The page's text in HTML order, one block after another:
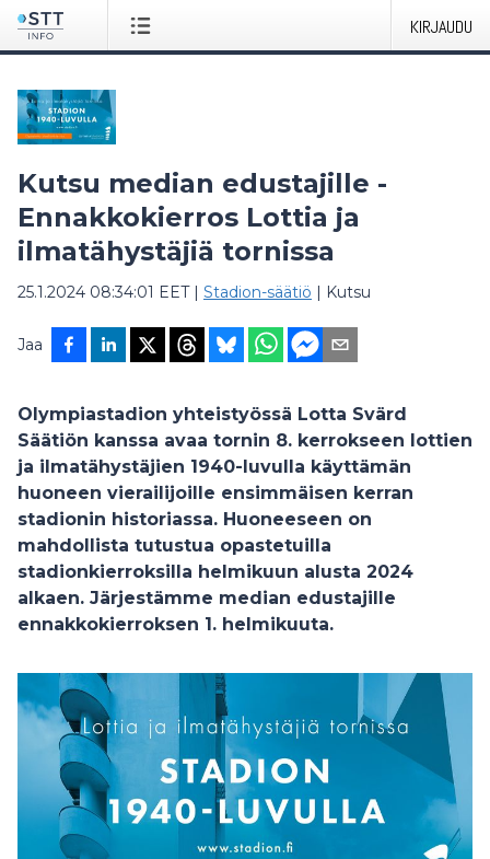
KIRJAUDU
Kutsu median edustajille -
Ennakkokierros Lottia ja
ilmatähystäjiä tornissa
25.1.2024 08:34:01 EET| Stadion-säätiö | Kutsu
Jaa
Olympiastadion yhteistyössä Lotta Svärd
Säätiön kanssa avaa tornin 8. kerrokseen lottien
ja ilmatähystäjien 1940-luvulla käyttämän
huoneen vierailijoille ensimmäisen kerran
stadionin historiassa. Huoneeseen on
mahdollista tutustua opastetuilla
stadionkierroksilla helmikuun alusta 2024
alkaen. Järjestämme median edustajille
ennakkokierroksen 1. helmikuuta.